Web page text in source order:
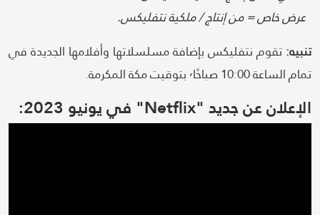
عرض خاص = من إنتاج / ملكية نتفليكس.
تنبيه:تقوم نتفليكس بإضافة مسلسلاتها وأفلامها الجديدة في
تمام الساعة 10:00 صباحًا٬ بتوقيت مكة المكرمة.
الإعلان عن جديد "Netflix" في يونيو 2023: